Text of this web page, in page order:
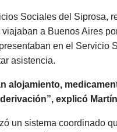
Sociales del Siprosa,
a Buenos Aires
en el Servicio
asistencia.
alojamiento,
explicó
un sistema coordinado